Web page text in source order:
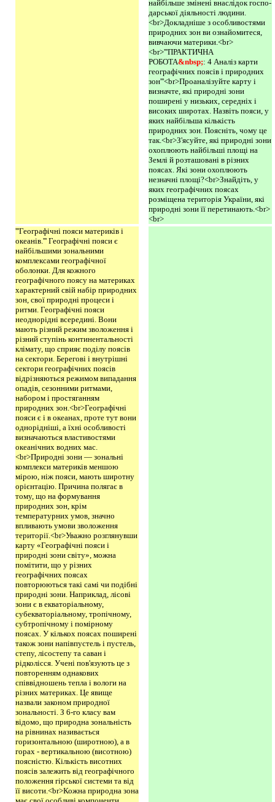
найбільше змінені внаслідок госпо­
дарської діяльності людини.
<br>Докладніше з особливостями
природних зон ви ознайомитеся,
ви­вчаючи материки.<br>
<br>'''ПРАКТИЧНА
РОБОТА&nbsp;: 4 Аналіз карти
географічних поясів і природних
зон'''<br>Проаналізуйте карту і
визначте, які природні зони
поширені у низьких, середніх і
високих широтах. Назвіть пояси, у
яких найбільша кількість
природних зон. Поясніть, чому це
так.<br>З'ясуйте, які природні зони
охоплюють найбільші площі на
Землі й розташовані в різних
поясах. Які зони охоплюють
незначні площі?<br>Знайдіть, у
яких географічних поясах
розміщена територія України, які
природні зони її перетинають.<br>
<br>
'''Географічні пояси материків і
океанів.''' Географічні пояси є
найбільшими зональними
комплексами географічної
оболонки. Для кожного
географічного поясу на материках
характерний свій набір природних
зон, свої природні процеси і
ритми. Географічні пояси
неоднорідні всередині. Вони
мають різний режим зволоження і
різний ступінь континентальності
клімату, що сприяє поділу поясів
на сектори. Берегові і внутрішні
сектори географічних поясів
відрізняються режимом випадання
опадів, сезонними ритмами,
набором і простяганням
природних зон.<br>Географічні
пояси є і в океанах, проте тут вони
однорідніші, а їхні особливості
визначаються властивостями
океанічних водних мас.
<br>Природні зони — зональні
комплекси материків меншою
мірою, ніж пояси, мають широтну
орієнтацію. Причина полягає в
тому, що на формування
природних зон, крім
температурних умов, значно
впливають умови зволоження
території.<br>Уважно розглянувши
карту «Географічні пояси і
природні зони світу», можна
помітити, що у різних
географічних поясах
повторюються такі самі чи подібні
природні зони. Наприклад, лісові
зони є в екваторіальному,
субекваторіальному, тропічному,
субтропічному і помірному
поясах. У кількох поясах поширені
також зони напівпустель і пустель,
степу, лісостепу та саван і
рідколісся. Учені пов'язують це з
повторенням однакових
співвідношень тепла і вологи на
різних материках. Це явище
назвали законом природної
зональності. З 6-го класу вам
відомо, що природна зональність
на рівнинах називається
горизонтальною (широтною), а в
горах - вертикальною (висотною)
поясністю. Кількість висотних
поясів залежить від географічного
положення гірської системи та від
її висоти.<br>Кожна природна зона